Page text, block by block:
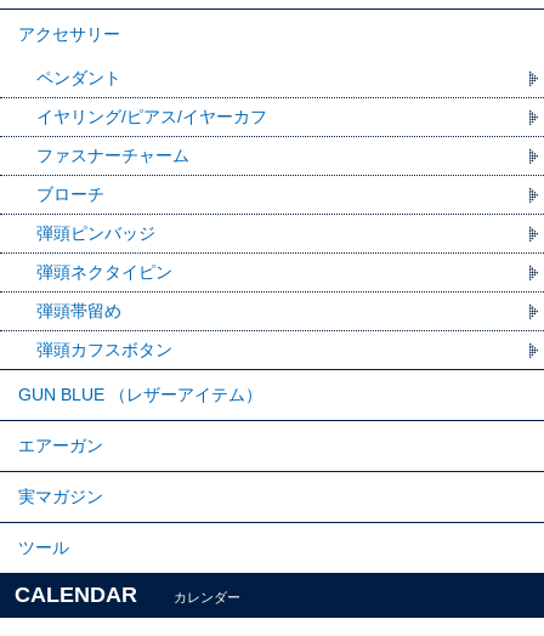
アクセサリー
ペンダント
イヤリング/ピアス/イヤーカフ
ファスナーチャーム
ブローチ
弾頭ピンバッジ
弾頭ネクタイピン
弾頭帯留め
弾頭カフスボタン
GUN BLUE （レザーアイテム）
エアーガン
実マガジン
ツール
CALENDAR カレンダー